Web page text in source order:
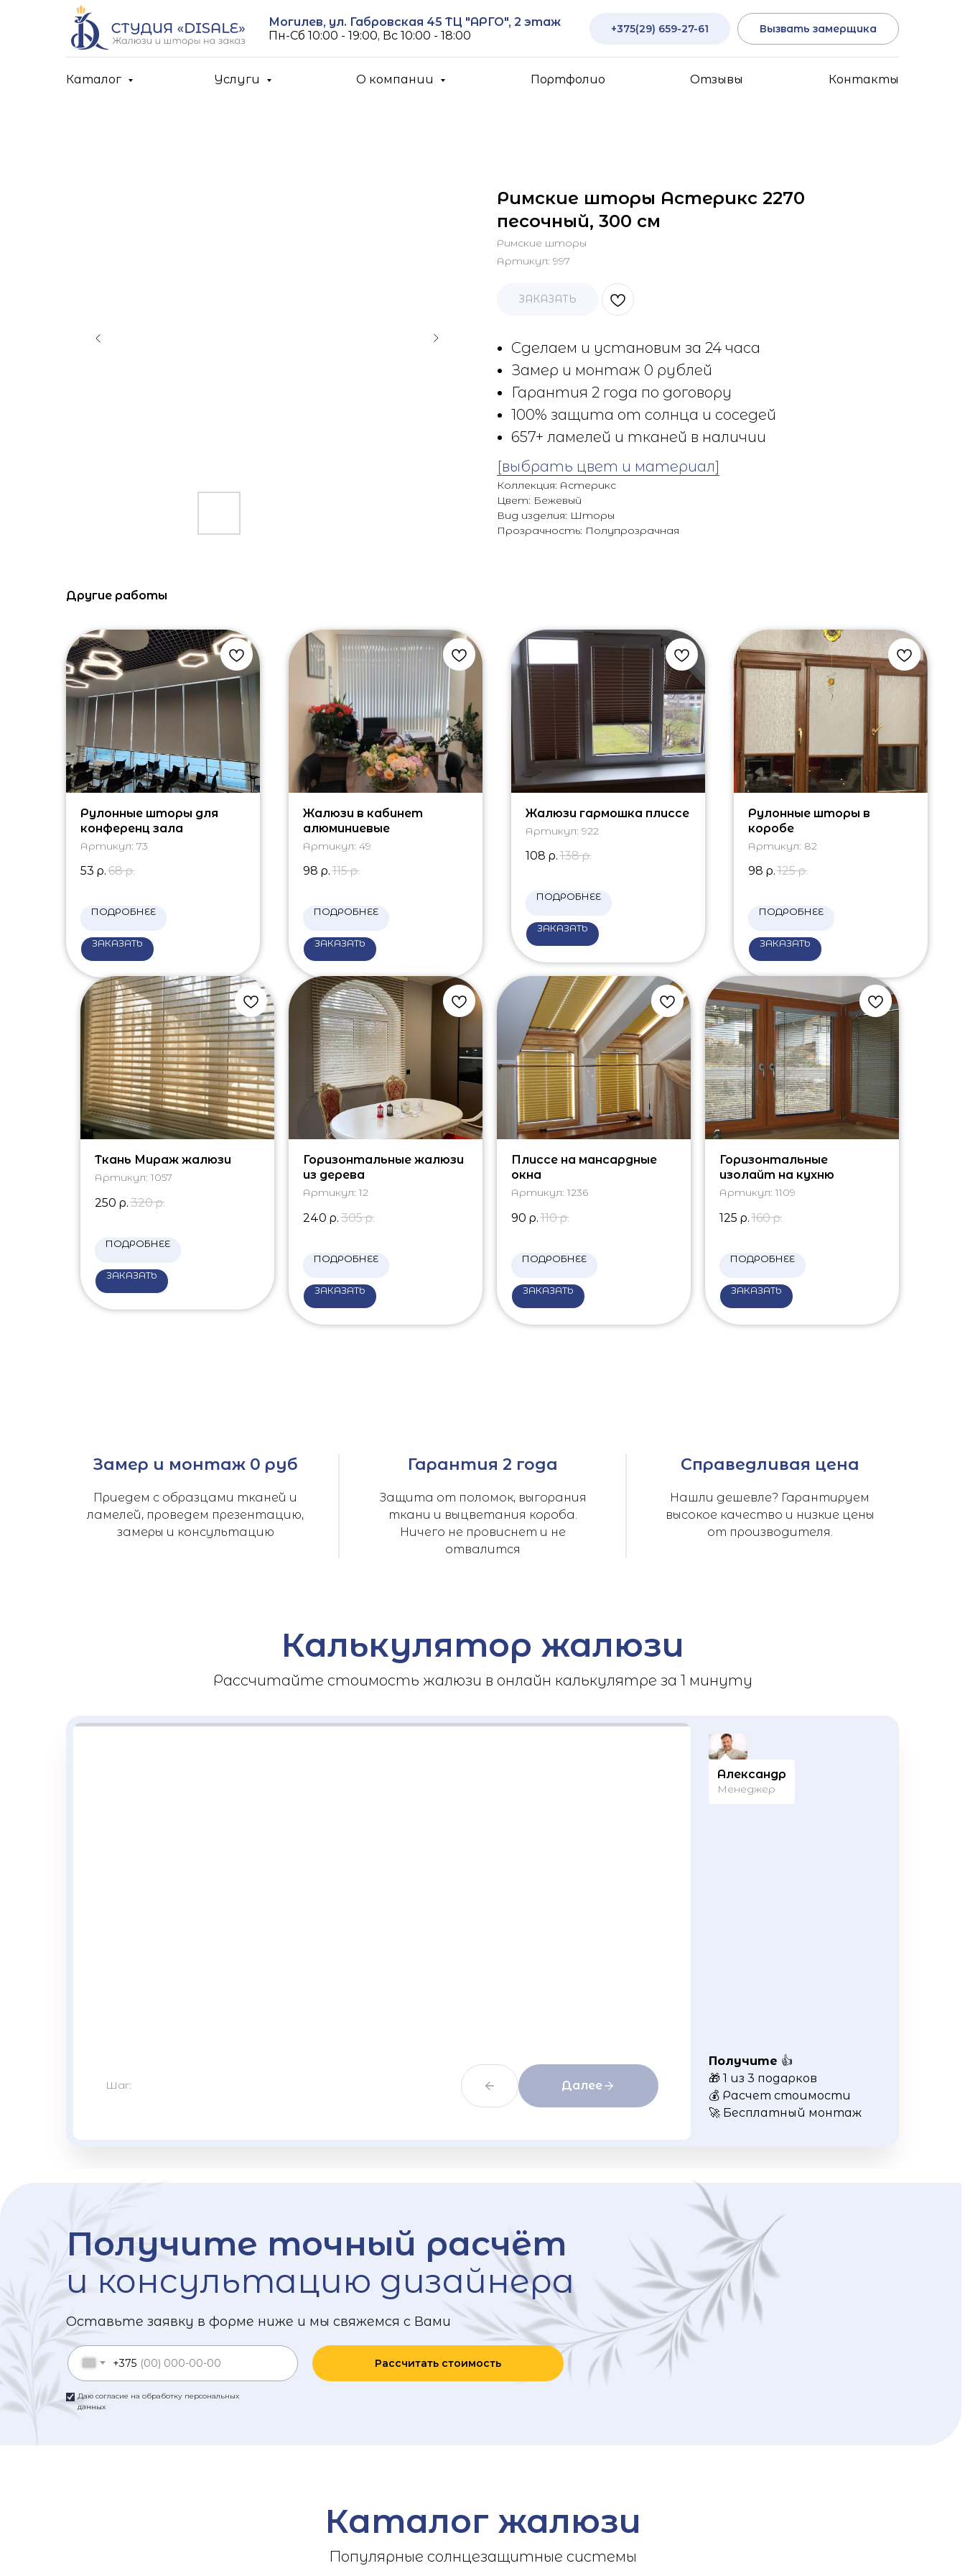
Могилев, ул. Габровская 45 ТЦ "АРГО", 2 этаж
Пн-Cб 10:00 - 19:00, Вс 10:00 - 18:00
+375(29) 659-27-61 Вызвать замерщика
Каталог Услуги О компании Портфолио Отзывы Контакты
Римские шторы Астерикс 2270
песочный, 300 см
Римские шторы
Артикул: 997
ЗАКАЗАТЬ
Сделаем и установим за 24 часа
Замер и монтаж 0 рублей
Гарантия 2 года по договору
100% защита от солнца и соседей
657+ ламелей и тканей в наличии
[выбрать цвет и материал]
Коллекция: Астерикс
Цвет: Бежевый
Вид изделия: Шторы
Прозрачность: Полупрозрачная
Другие работы
Рулонные шторы для
конференц зала
Артикул: 73
53 р. 68 р.
ПОДРОБНЕЕ
ЗАКАЗАТЬ
Жалюзи в кабинет
алюминиевые
Артикул: 49
98 р. 115 р.
ПОДРОБНЕЕ
ЗАКАЗАТЬ
Жалюзи гармошка плиссе
Артикул: 922
108 р. 138 р.
ПОДРОБНЕЕ
ЗАКАЗАТЬ
Рулонные шторы в
коробе
Артикул: 82
98 р. 125 р.
ПОДРОБНЕЕ
ЗАКАЗАТЬ
Ткань Мираж жалюзи
Артикул: 1057
250 р. 320 р.
ПОДРОБНЕЕ
ЗАКАЗАТЬ
Горизонтальные жалюзи
из дерева
Артикул: 12
240 р. 305 р.
ПОДРОБНЕЕ
ЗАКАЗАТЬ
Плиссе на мансардные
окна
Артикул: 1236
90 р. 110 р.
ПОДРОБНЕЕ
ЗАКАЗАТЬ
Горизонтальные
изолайт на кухню
Артикул: 1109
125 р. 160 р.
ПОДРОБНЕЕ
ЗАКАЗАТЬ
Замер и монтаж 0 руб
Приедем с образцами тканей и
ламелей, проведем презентацию,
замеры и консультацию
Гарантия 2 года
Защита от поломок, выгорания
ткани и выцветания короба.
Ничего не провиснет и не
отвалится
Справедливая цена
Нашли дешевле? Гарантируем
высокое качество и низкие цены
от производителя.
Калькулятор жалюзи
Рассчитайте стоимость жалюзи в онлайн калькулятре за 1 минуту
Александр
Менеджер
Получите 👍
🎁 1 из 3 подарков
💰 Расчет стоимости
🚀 Бесплатный монтаж
Шаг: Далее
Получите точный расчёт
и консультацию дизайнера
Оставьте заявку в форме ниже и мы свяжемся с Вами
Даю согласие на обработку персональных
данных
+375 Рассчитать стоимость
Каталог жалюзи
Популярные солнцезащитные системы